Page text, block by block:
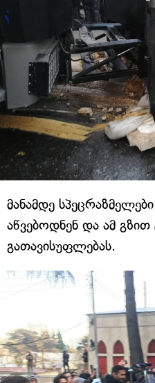
მანამდე
აწვებოდნენ და ამ
გათავისუფლებას.